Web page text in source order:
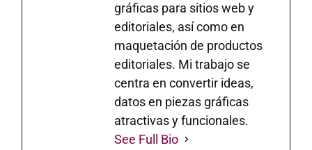
gráficas para sitios web y
editoriales, así como en
maquetación de productos
editoriales. Mi trabajo se
centra en convertir ideas,
datos en piezas gráficas
atractivas y funcionales.
See Full Bio